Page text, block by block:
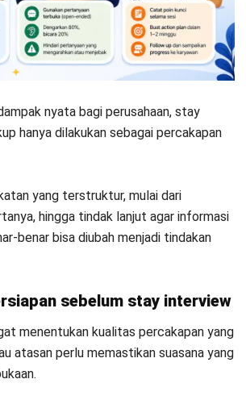
nyaman dan bersifat private agar
aman untuk berbicara.
terbuka untuk menggali
2–3 hari sebelumnya agar karyawan
diri, bukan secara mendadak.
bertanya yang tepat
sangat memengaruhi kualitas jawaban
utama adalah mendengarkan, bukan
terbuka (open-ended) agar
leluasa menjelaskan pendapatnya.
komunikasi aktif: lebih banyak
berbicara (sekitar 80% mendengar,